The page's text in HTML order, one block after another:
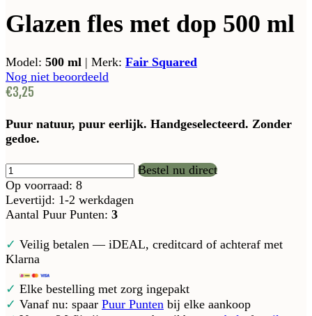
Glazen fles met dop 500 ml
Model: 500 ml | Merk: Fair Squared
Nog niet beoordeeld
€3,25
Puur natuur, puur eerlijk. Handgeselecteerd. Zonder
gedoe.
Bestel nu direct
Op voorraad: 8
Levertijd: 1-2 werkdagen
Aantal Puur Punten: 3
✓ Veilig betalen — iDEAL, creditcard of achteraf met
Klarna
✓ Elke bestelling met zorg ingepakt
✓ Vanaf nu: spaar Puur Punten bij elke aankoop